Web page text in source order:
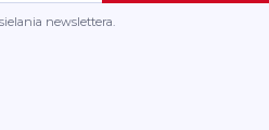
newslettera.